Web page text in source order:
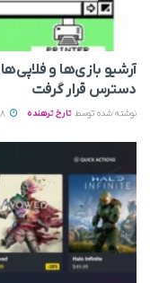
آرشیو بازی‌ها و
دسترس قرار گرفت
نوشته شده توسط تارخ ترهنده